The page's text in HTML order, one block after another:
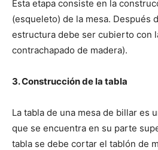
Esta etapa consiste en la
(esqueleto) de la mesa. Después
estructura debe ser cubierto con
contrachapado de madera).
3. Construcción de la tabla
La tabla de una mesa de billar es
que se encuentra en su parte
tabla se debe cortar el tablón de